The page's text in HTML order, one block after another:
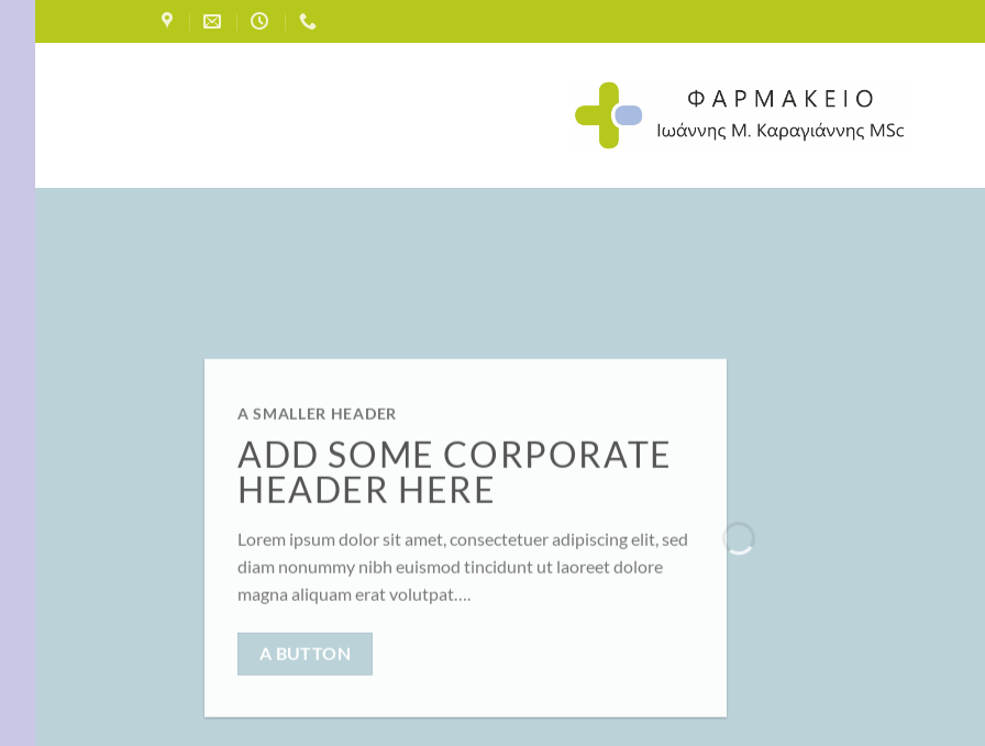
to
A SMALLER HEADER
ADD SOME CORPORATE
HEADER HERE
Lorem ipsum dolor sit amet, consectetuer adipiscing elit, sed
diam nonummy nibh euismod tincidunt ut laoreet dolore
magna aliquam erat volutpat….
A BUTTON